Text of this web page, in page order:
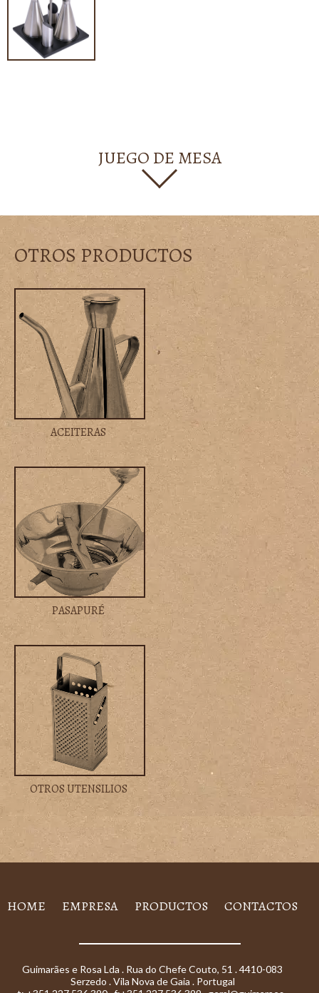
JUEGO DE MESA
OTROS PRODUCTOS
ACEITERAS
PASAPURÉ
OTROS UTENSILIOS
HOME EMPRESA PRODUCTOS CONTACTOS
Guimarães e Rosa Lda . Rua do Chefe Couto, 51 . 4410-083
Serzedo . Vila Nova de Gaia . Portugal